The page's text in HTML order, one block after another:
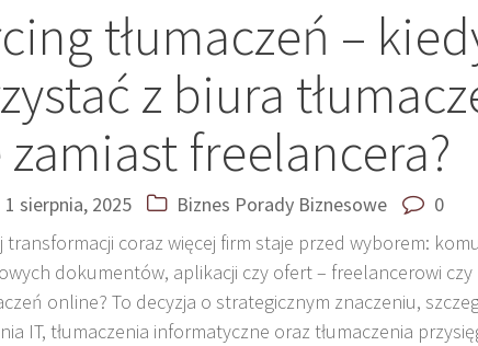
tłumaczeń –
z biura
freelancera?
1 sierpnia, 2025 Biznes Porady Biznesowe
0
transformacji coraz więcej firm staje przed wyborem: komu
dokumentów, aplikacji czy ofert – freelancerowi czy
online? To decyzja o strategicznym znaczeniu,
IT, tłumaczenia informatyczne oraz tłumaczenia